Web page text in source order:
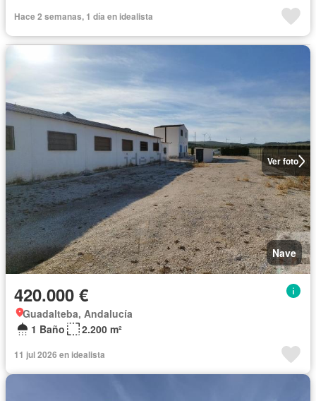
Hace 2 semanas, 1 día en idealista
Ver foto
Nave
420.000 €
Guadalteba, Andalucía
1 Baño
2.200 m²
11 jul 2026 en idealista